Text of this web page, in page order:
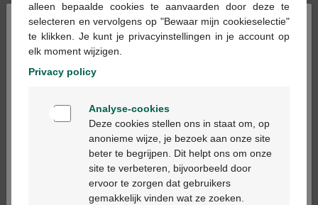
- + In winkelmandje
Max. aantal = 3
werkdag geleverd
levering in je Multipharma apotheek
levering thuis vanaf €55
betalen
Klantendienstvia chat ofcontactformulier
×
Bienvenue
Ga verder in het nederlands
Continuez en français
alleen bepaalde cookies te aanvaarden door deze te
selecteren en vervolgens op "Bewaar mijn cookieselectie"
te klikken. Je kunt je privacyinstellingen in je account op
elk moment wijzigen.
Privacy policy
Analyse-cookies
Deze cookies stellen ons in staat om, op
anonieme wijze, je bezoek aan onze site
beter te begrijpen. Dit helpt ons om onze
site te verbeteren, bijvoorbeeld door
ervoor te zorgen dat gebruikers
gemakkelijk vinden wat ze zoeken.